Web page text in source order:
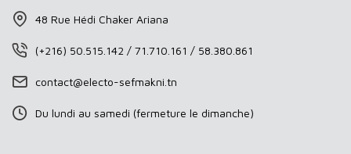
48 Rue Hédi Chaker Ariana
(+216) 50.515.142 / 71.710.161 / 58.380.861
contact@electo-sefmakni.tn
Du lundi au samedi (fermeture le dimanche)